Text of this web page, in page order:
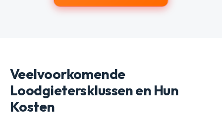
Veelvoorkomende
Loodgietersklussen en Hun
Kosten